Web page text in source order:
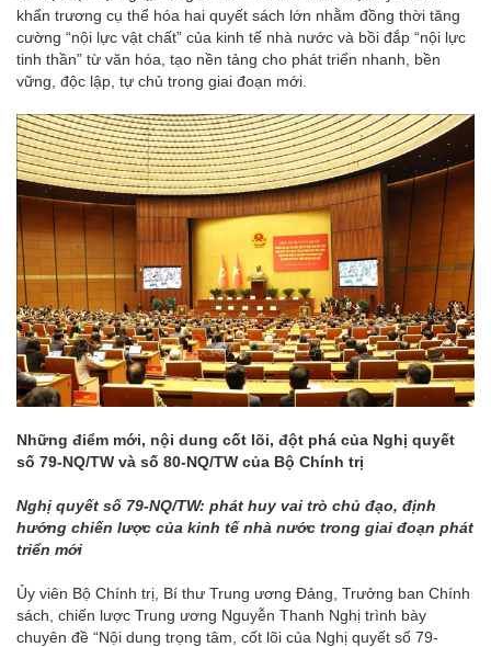
khẩn trương cụ thể hóa hai quyết sách lớn nhằm đồng thời tăng
cường “nội lực vật chất” của kinh tế nhà nước và bồi đắp “nội lực
tinh thần” từ văn hóa, tạo nền tảng cho phát triển nhanh, bền
vững, độc lập, tự chủ trong giai đoạn mới.
Những điểm mới, nội dung cốt lõi, đột phá của Nghị quyết
số 79-NQ/TW và số 80-NQ/TW của Bộ Chính trị
Nghị quyết số 79-NQ/TW: phát huy vai trò chủ đạo, định
hướng chiến lược của kinh tế nhà nước trong giai đoạn phát
triển mới
Ủy viên Bộ Chính trị, Bí thư Trung ương Đảng, Trưởng ban Chính
sách, chiến lược Trung ương Nguyễn Thanh Nghị trình bày
chuyên đề “Nội dung trọng tâm, cốt lõi của Nghị quyết số 79-